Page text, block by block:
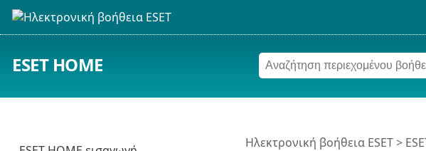
ESET HOME
Ηλεκτρονική βοήθεια ESET>